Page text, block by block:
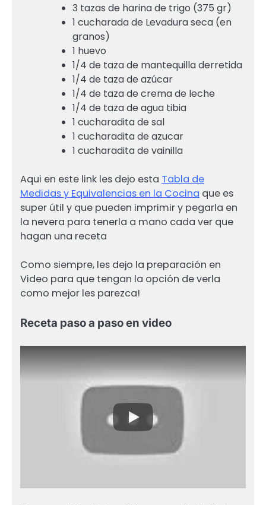
3 tazas de harina de trigo (375 gr)
1 cucharada de Levadura seca (en
granos)
1 huevo
1/4 de taza de mantequilla derretida
1/4 de taza de azúcar
1/4 de taza de crema de leche
1/4 de taza de agua tibia
1 cucharadita de sal
1 cucharadita de azucar
1 cucharadita de vainilla
Aqui en este link les dejo esta Tabla de
Medidas y Equivalencias en la Cocina que es
super útil y que pueden imprimir y pegarla en
la nevera para tenerla a mano cada ver que
hagan una receta
Como siempre, les dejo la preparación en
Video para que tengan la opción de verla
como mejor les parezca!
Receta paso a paso en video